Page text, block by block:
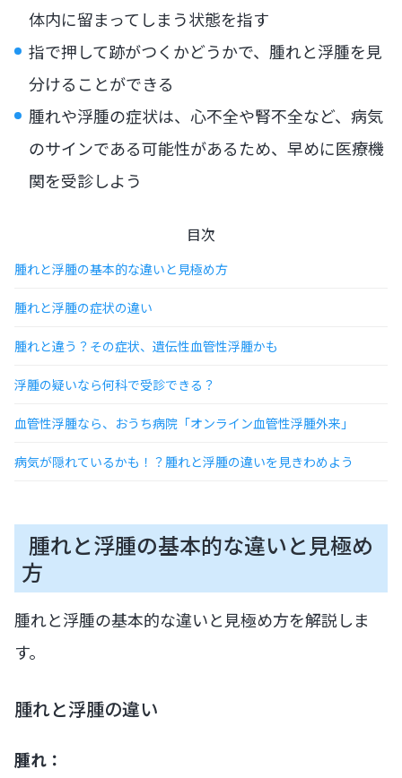
体内に留まってしまう状態を指す
指で押して跡がつくかどうかで、腫れと浮腫を見
分けることができる
腫れや浮腫の症状は、心不全や腎不全など、病気
のサインである可能性があるため、早めに医療機
関を受診しよう
目次
腫れと浮腫の基本的な違いと見極め方
腫れと浮腫の症状の違い
腫れと違う？その症状、遺伝性血管性浮腫かも
浮腫の疑いなら何科で受診できる？
血管性浮腫なら、おうち病院「オンライン血管性浮腫外来」
病気が隠れているかも！？腫れと浮腫の違いを見きわめよう
腫れと浮腫の基本的な違いと見極め
方
腫れと浮腫の基本的な違いと見極め方を解説しま
す。
腫れと浮腫の違い
腫れ：